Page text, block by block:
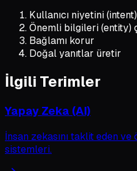
Kullanıcı niyetini
Önemli bilgileri (entity)
Bağlamı korur
Doğal yanıtlar üretir
İlgili Terimler
Yapay Zeka (AI)
İnsan zekasını taklit eden
sistemleri.